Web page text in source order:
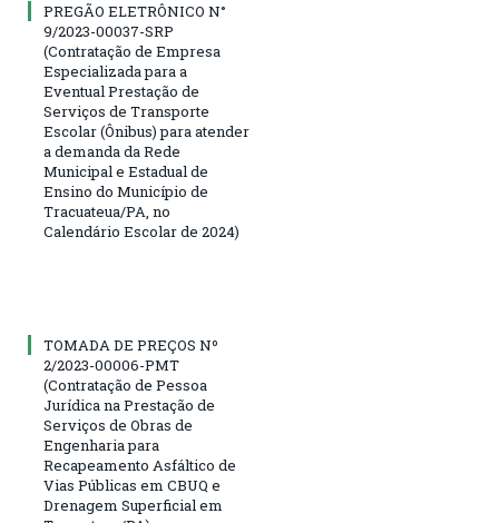
PREGÃO ELETRÔNICO N°
9/2023-00037-SRP
(Contratação de Empresa
Especializada para a
Eventual Prestação de
Serviços de Transporte
Escolar (Ônibus) para atender
a demanda da Rede
Municipal e Estadual de
Ensino do Município de
Tracuateua/PA, no
Calendário Escolar de 2024)
TOMADA DE PREÇOS Nº
2/2023-00006-PMT
(Contratação de Pessoa
Jurídica na Prestação de
Serviços de Obras de
Engenharia para
Recapeamento Asfáltico de
Vias Públicas em CBUQ e
Drenagem Superficial em